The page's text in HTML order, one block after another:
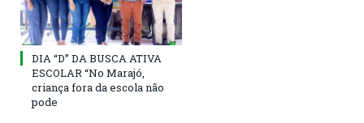
DIA “D” DA BUSCA ATIVA
ESCOLAR “No Marajó,
criança fora da escola não
pode